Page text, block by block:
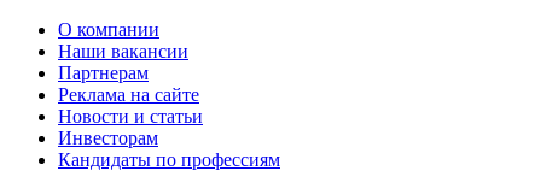
О компании
Наши вакансии
Партнерам
Реклама на сайте
Новости и статьи
Инвесторам
Кандидаты по профессиям